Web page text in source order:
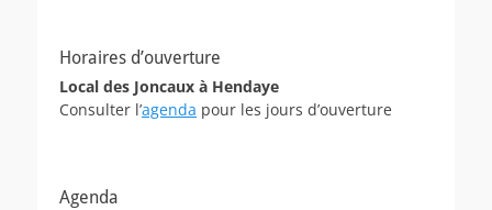
Horaires d’ouverture
Local des Joncaux à Hendaye
Consulter l’agenda pour les jours d’ouverture
Agenda